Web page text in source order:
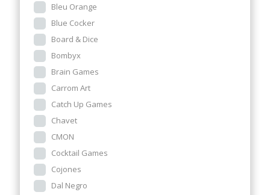
Bleu Orange
Blue Cocker
Board & Dice
Bombyx
Brain Games
Carrom Art
Catch Up Games
Chavet
CMON
Cocktail Games
Cojones
Dal Negro